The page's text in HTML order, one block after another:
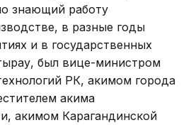
знающий работу
в разные годы
и в государственных
был вице-министром
РК, акимом города
акима
акимом Карагандинской